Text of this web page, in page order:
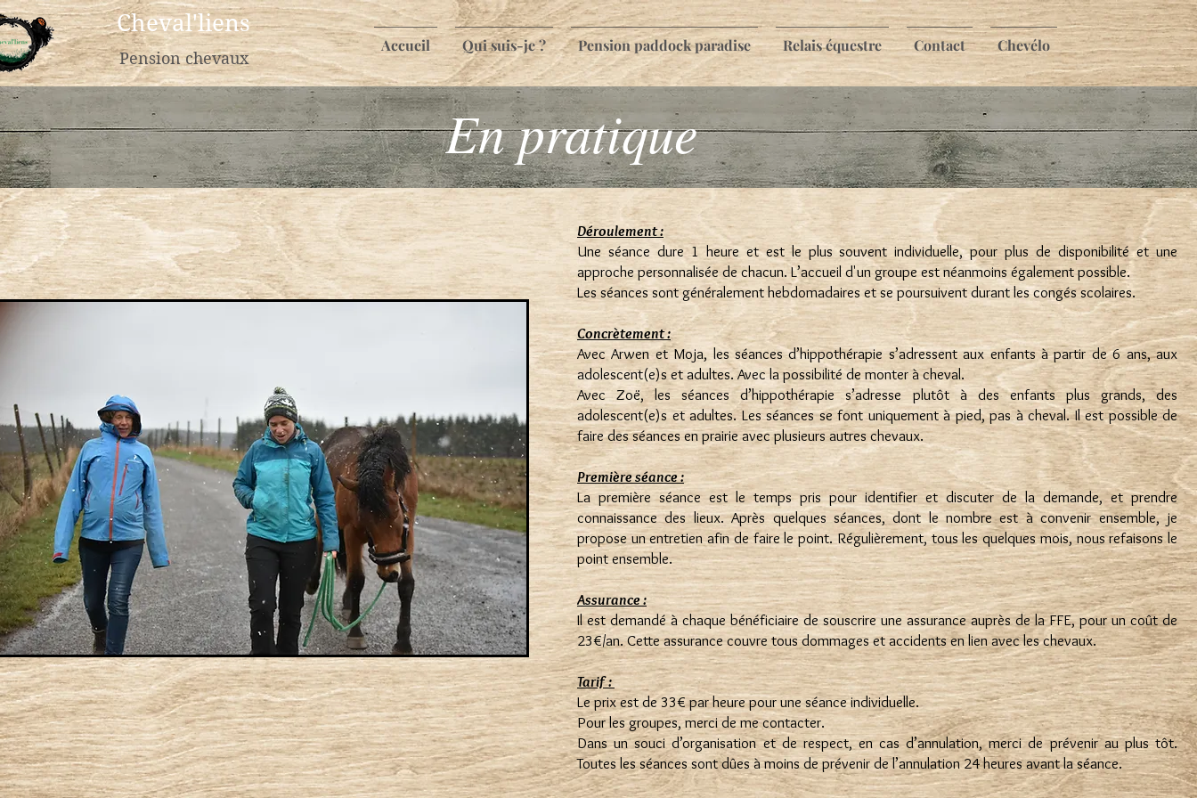
Cheval'liens
Pension chevaux
Accueil Qui suis-je ? Pension paddock paradise Relais équestre Contact Chevélo
En pratique
Déroulement :
Une séance dure 1 heure et est le plus souvent individuelle, pour plus de disponibilité et une
approche personnalisée de chacun. L’accueil d'un groupe est néanmoins également possible.
Les séances sont généralement hebdomadaires et se poursuivent durant les congés scolaires.
Concrètement :
Avec Arwen et Moja, les séances d’hippothérapie s’adressent aux enfants à partir de 6 ans, aux
adolescent(e)s et adultes. Avec la possibilité de monter à cheval.
Avec Zoë, les séances d’hippothérapie s’adresse plutôt à des enfants plus grands, des
adolescent(e)s et adultes. Les séances se font uniquement à pied, pas à cheval. Il est possible de
faire des séances en prairie avec plusieurs autres chevaux.
Première séance :
La première séance est le temps pris pour identifier et discuter de la demande, et prendre
connaissance des lieux. Après quelques séances, dont le nombre est à convenir ensemble, je
propose un entretien afin de faire le point. Régulièrement, tous les quelques mois, nous refaisons le
point ensemble.
Assurance :
Il est demandé à chaque bénéficiaire de souscrire une assurance auprès de la FFE, pour un coût de
23€/an. Cette assurance couvre tous dommages et accidents en lien avec les chevaux.
Tarif :
Le prix est de 33€ par heure pour une séance individuelle.
Pour les groupes, merci de me contacter.
​Dans un souci d’organisation et de respect, en cas d’annulation, merci de prévenir au plus tôt.
Toutes les séances sont dûes à moins de prévenir de l’annulation 24 heures avant la séance.